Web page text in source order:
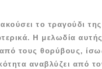
το τραγούδι
Η μελωδία
τους θορύβους,
αναβλύζει από